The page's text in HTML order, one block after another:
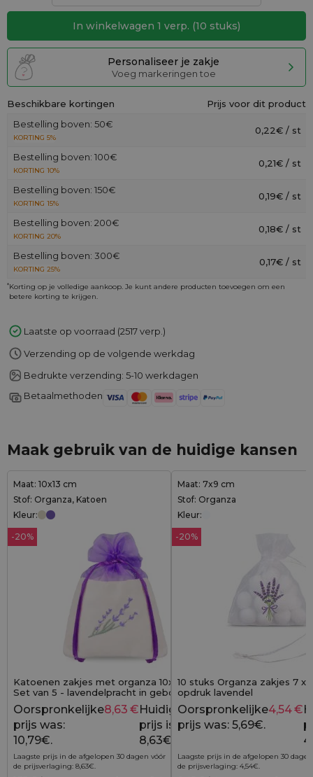
In winkelwagen 1 verp. (10 stuks)
Personaliseer je zakje
Voeg markeringen toe
Beschikbare kortingen
Prijs voor dit product
Bestelling boven: 50€
KORTING 5%
0,22€ / st
Bestelling boven: 100€
KORTING 10%
0,21€ / st
Bestelling boven: 150€
KORTING 15%
0,19€ / st
Bestelling boven: 200€
KORTING 20%
0,18€ / st
Bestelling boven: 300€
KORTING 25%
0,17€ / st
*Korting op je volledige aankoop. Je kunt andere producten toevoegen om een
betere korting te krijgen.
Laatste op voorraad (2517 verp.)
Verzending op de volgende werkdag
Bedrukte verzending: 5-10 werkdagen
Betaalmethoden
Maak gebruik van de huidige kansen
Maat: 10x13 cm
Stof: Organza, Katoen
Kleur:
-20%
Katoenen zakjes met organza 10x13 cm -
Set van 5 - lavendelpracht in geborduurde
elegantie
10,79 €
Oorspronkelijke
prijs was:
10,79€.
8,63 €Huidige
prijs is:
8,63€.
Laagste prijs in de afgelopen 30 dagen vóór
de prijsverlaging: 8,63€.
Maat: 7x9 cm
Stof: Organza
Kleur:
-20%
10 stuks Organza zakjes 7
opdruk lavendel
Oorspronkelijke
prijs was: 5,69€.
4,54€
Laagste prijs in de afgelopen 30
de prijsverlaging: 4,54€.